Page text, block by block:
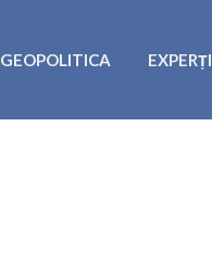
GEOPOLITICA EXPERȚI